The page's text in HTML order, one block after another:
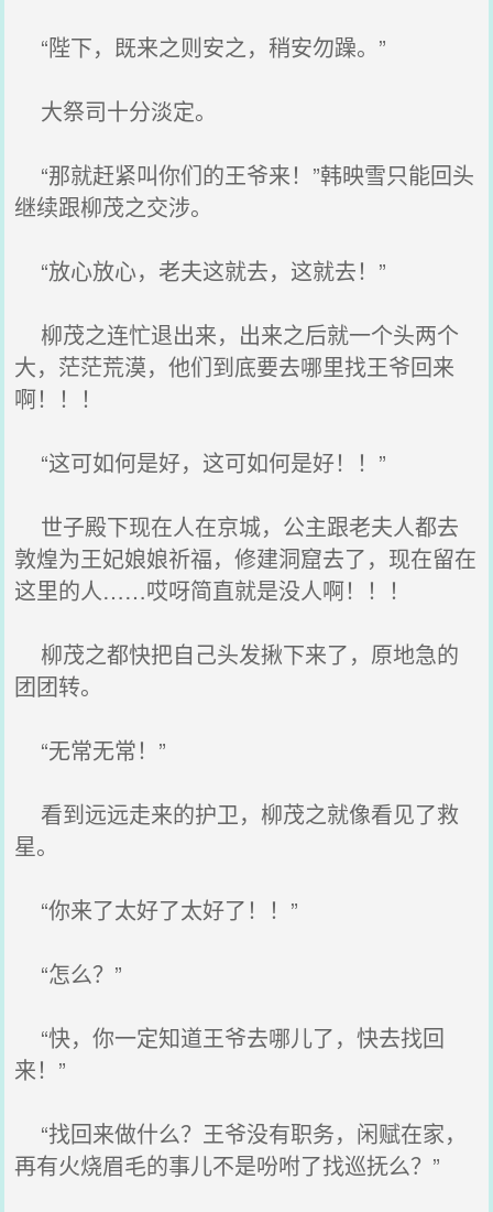
“陛下，既来之则安之，稍安勿躁。”
大祭司十分淡定。
“那就赶紧叫你们的王爷来！”韩映雪只能回头
继续跟柳茂之交涉。
“放心放心，老夫这就去，这就去！”
柳茂之连忙退出来，出来之后就一个头两个
大，茫茫荒漠，他们到底要去哪里找王爷回来
啊！！！
“这可如何是好，这可如何是好！！”
世子殿下现在人在京城，公主跟老夫人都去
敦煌为王妃娘娘祈福，修建洞窟去了，现在留在
这里的人……哎呀简直就是没人啊！！！
柳茂之都快把自己头发揪下来了，原地急的
团团转。
“无常无常！”
看到远远走来的护卫，柳茂之就像看见了救
星。
“你来了太好了太好了！！”
“怎么？”
“快，你一定知道王爷去哪儿了，快去找回
来！”
“找回来做什么？王爷没有职务，闲赋在家，
再有火烧眉毛的事儿不是吩咐了找巡抚么？”